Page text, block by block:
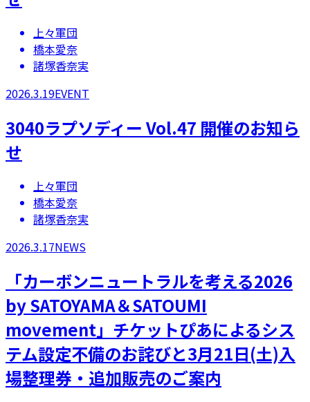
上々軍団
橋本愛奈
諸塚香奈実
2026.3.19EVENT
3040ラプソディー Vol.47 開催のお知ら
せ
上々軍団
橋本愛奈
諸塚香奈実
2026.3.17NEWS
「カーボンニュートラルを考える2026
by SATOYAMA＆SATOUMI
movement」チケットぴあによるシス
テム設定不備のお詫びと3月21日(土)入
場整理券・追加販売のご案内